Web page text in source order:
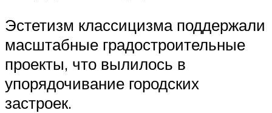
Эстетизм классицизма поддержали
масштабные градостроительные
проекты, что вылилось в
упорядочивание городских
застроек.